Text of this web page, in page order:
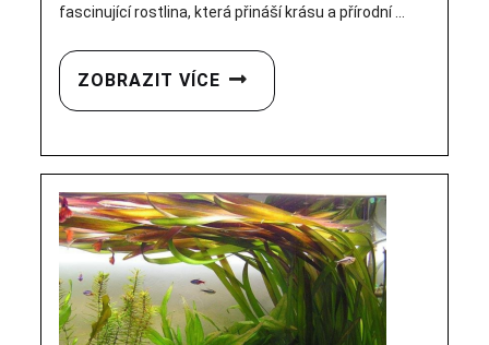
fascinující rostlina, která přináší krásu a přírodní ...
ZOBRAZIT VÍCE